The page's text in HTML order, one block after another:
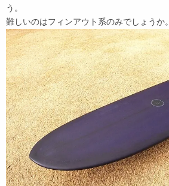
う。
難しいのはフィンアウト系のみでしょうか。